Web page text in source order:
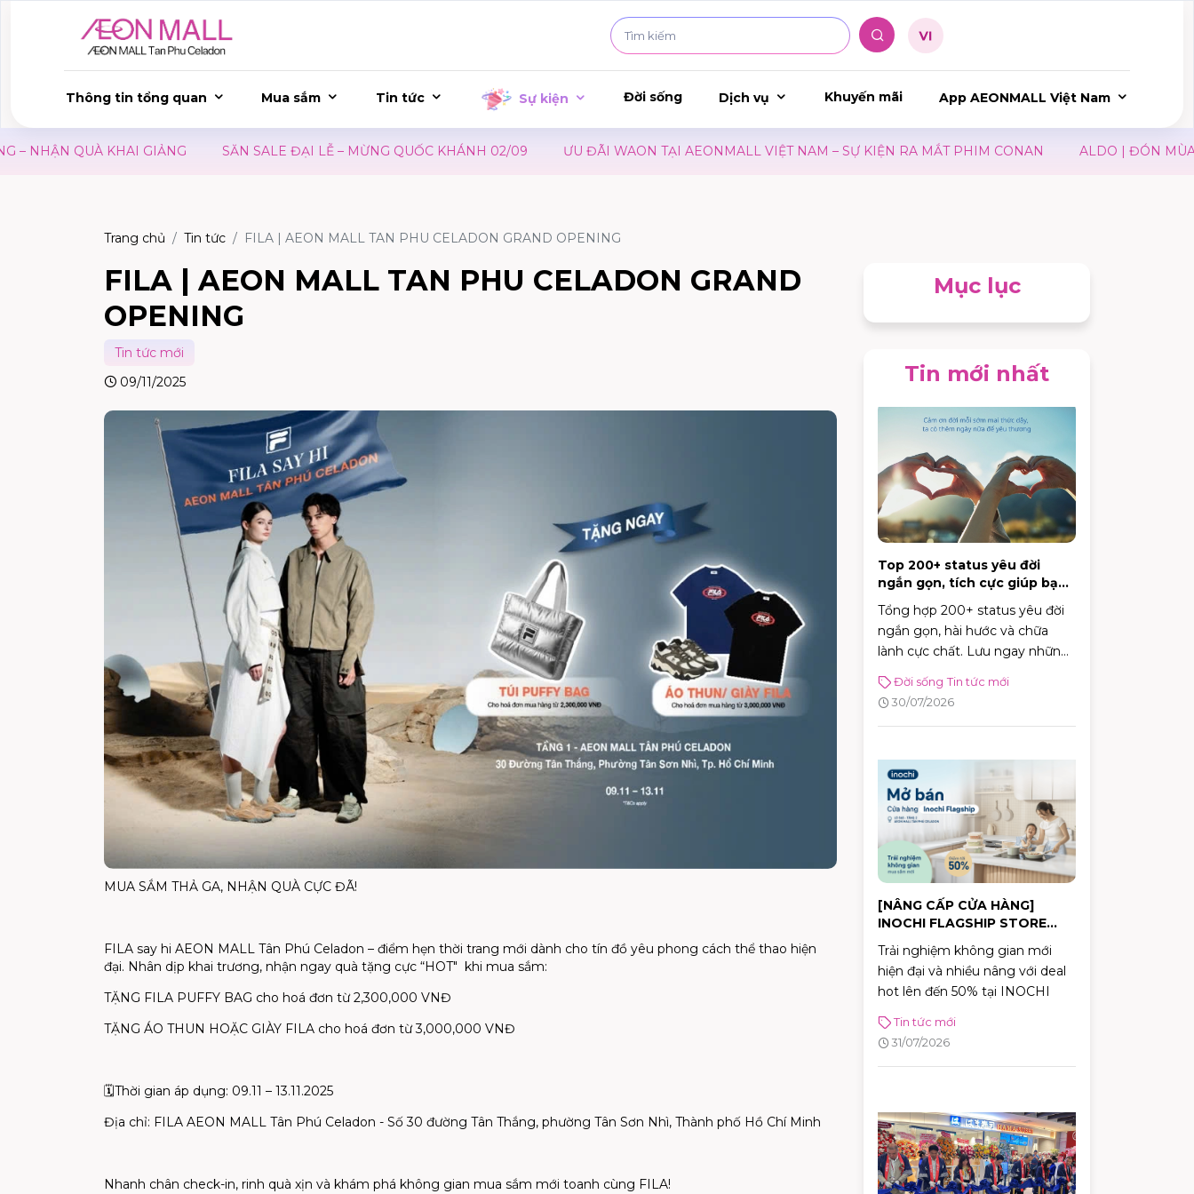
Thông tin tổng quan Mua sắm Tin tức Sự kiện Đời sống Dịch vụ Khuyến mãi App AEONMALL Việt Nam
QUÀ KHAI GIẢNG SĂN SALE ĐẠI LỄ – MỪNG QUỐC KHÁNH 02/09 ƯU ĐÃI WAON TẠI AEONMALL VIỆT NAM – SỰ KIỆN RA MẮT PHIM CONAN ALDO | ĐÓN MÙA
Trang chủ Tin tức FILA | AEON MALL TAN PHU CELADON GRAND OPENING
FILA | AEON MALL TAN PHU CELADON GRAND
OPENING
Tin tức mới
09/11/2025
MUA SẮM THẢ GA, NHẬN QUÀ CỰC ĐÃ!
FILA say hi AEON MALL Tân Phú Celadon – điểm hẹn thời trang mới dành cho tín đồ yêu phong cách thể thao hiện
đại. Nhân dịp khai trương, nhận ngay quà tặng cực “HOT" khi mua sắm:
TẶNG FILA PUFFY BAG cho hoá đơn từ 2,300,000 VNĐ
TẶNG ÁO THUN HOẶC GIÀY FILA cho hoá đơn từ 3,000,000 VNĐ
🗓Thời gian áp dụng: 09.11 – 13.11.2025
Địa chỉ: FILA AEON MALL Tân Phú Celadon - Số 30 đường Tân Thắng, phường Tân Sơn Nhì, Thành phố Hồ Chí Minh
Nhanh chân check-in, rinh quà xịn và khám phá không gian mua sắm mới toanh cùng FILA!
Mục lục
Tin mới nhất
Top 200+ status yêu đời
ngắn gọn, tích cực giúp bạn
vui vẻ mỗi ngày
Tổng hợp 200+ status yêu đời
ngắn gọn, hài hước và chữa
lành cực chất. Lưu ngay những
và tràn đầy năng lượng mỗi
ngày!
Đời sống Tin tức mới
30/07/2026
[NÂNG CẤP CỬA HÀNG]
INOCHI FLAGSHIP STORE
Trải nghiệm không gian mới
hiện đại và nhiều nâng với deal
hot lên đến 50% tại INOCHI
Tin tức mới
31/07/2026